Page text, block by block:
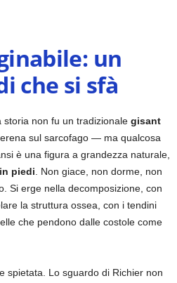
un
che si sfà
storia non fu un tradizionale gisant
sul sarcofago — ma qualcosa
è una figura a grandezza naturale,
piedi . Non giace, non dorme, non
Si erge nella decomposizione, con
la struttura ossea, con i tendini
che pendono dalle costole come
spietata. Lo sguardo di Richier non